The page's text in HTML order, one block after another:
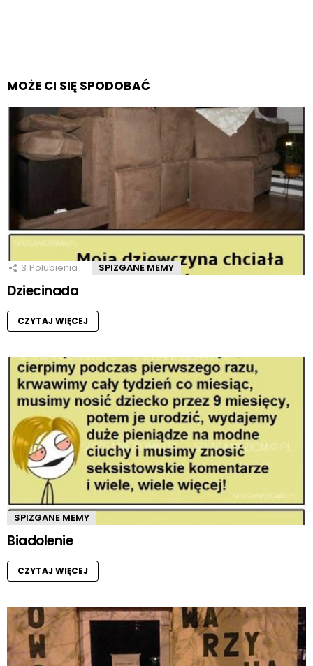
MOŻE CI SIĘ SPODOBAĆ
3 Polubienia SPIZGANE MEMY
Dziecinada
CZYTAJ WIĘCEJ
SPIZGANE MEMY
Biadolenie
CZYTAJ WIĘCEJ